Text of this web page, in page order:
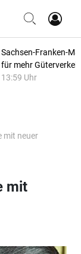
Sachsen-Franken-
für mehr
13:59 Uhr
mit neuer
mit